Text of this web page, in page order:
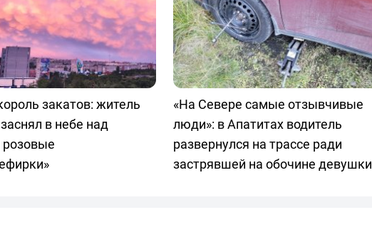
закатов: житель
в небе над
«На Севере самые отзывчивые
люди»: в Апатитах водитель
развернулся на трассе ради
застрявшей на обочине девушки